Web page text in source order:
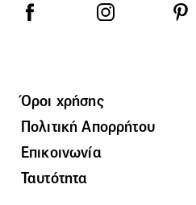
Όροι χρήσης
Πολιτική Απορρήτου
Επικοινωνία
Ταυτότητα